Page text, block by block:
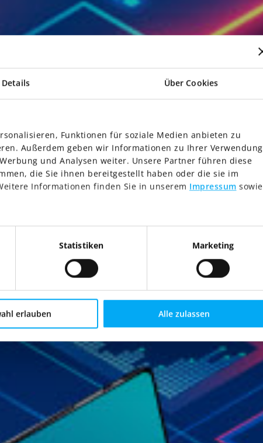
Details Über Cookies
Funktionen für soziale Medien anbieten zu
Außerdem geben wir Informationen zu Ihrer Verwendung
und Analysen weiter. Unsere Partner führen diese
die Sie ihnen bereitgestellt haben oder die sie im
Informationen finden Sie in unserem Impressum sowie
Statistiken Marketing
erlauben Alle zulassen